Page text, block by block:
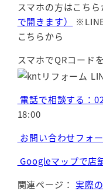
スマホの方はこちら
で開きます）
こちらから
スマホでQRコード
電話で相談する：
18:00
お問い合わせフォ
Googleマップで店
関連ページ： 実際